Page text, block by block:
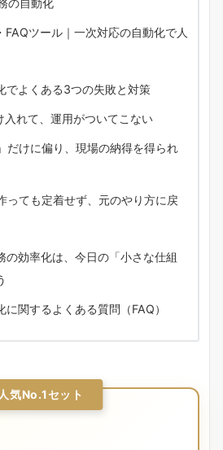
ツール｜一次対応の自動化で人
でよくある3つの失敗と対策
入れて、運用がついてこない
だけに偏り、現場の納得を得られ
っても定着せず、元のやり方に戻
の効率化は、今日の「小さな仕組
関するよくある質問（FAQ）
人気No.1セット